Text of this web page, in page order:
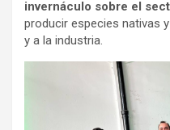
invernáculo sobre el
producir especies nativas
y a la industria.